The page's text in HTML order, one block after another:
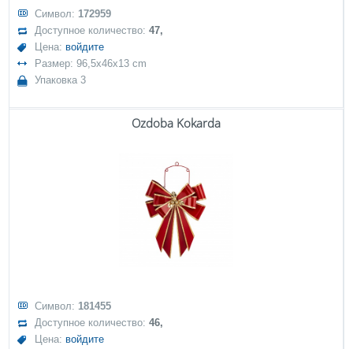
Символ: 172959
Доступное количество:47,
Цена: войдите
Размер: 96,5x46x13 cm
Упаковка 3
Ozdoba Kokarda
Символ: 181455
Доступное количество:46,
Цена: войдите